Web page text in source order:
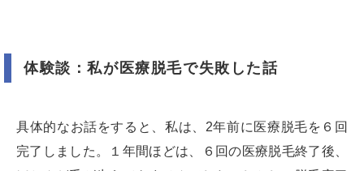
体験談：私が医療脱毛で失敗した話
具体的なお話をすると、私は、2年前に医療脱毛を６回
完了しました。１年間ほどは、６回の医療脱毛終了後、